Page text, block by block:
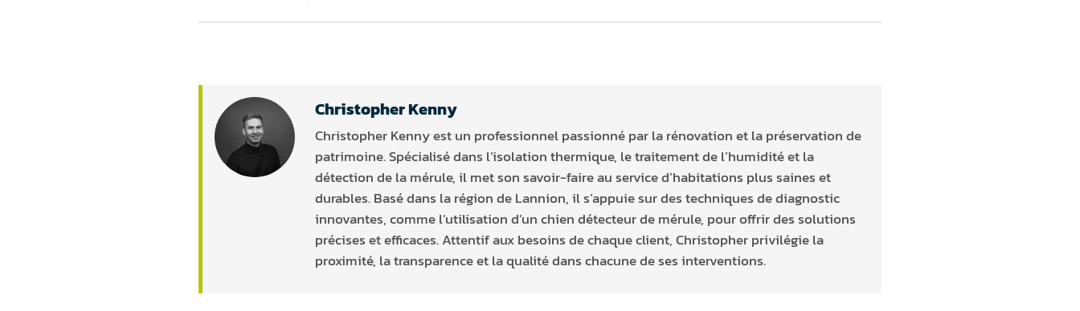
Christopher Kenny
Christopher Kenny est un professionnel passionné par la rénovation et la préservation de
patrimoine. Spécialisé dans l’isolation thermique, le traitement de l’humidité et la
détection de la mérule, il met son savoir-faire au service d’habitations plus saines et
durables. Basé dans la région de Lannion, il s’appuie sur des techniques de diagnostic
innovantes, comme l’utilisation d’un chien détecteur de mérule, pour offrir des solutions
précises et efficaces. Attentif aux besoins de chaque client, Christopher privilégie la
proximité, la transparence et la qualité dans chacune de ses interventions.